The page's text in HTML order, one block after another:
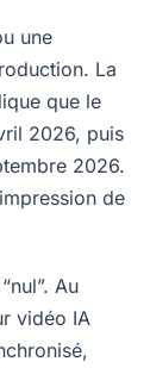
une
La
que le
2026, puis
2026.
de
Au
vidéo IA